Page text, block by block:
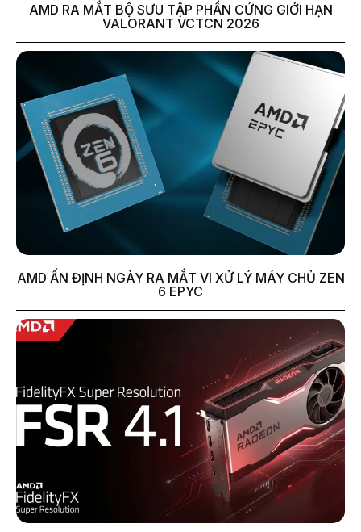
AMD RA MẮT BỘ SƯU TẬP PHẦN CỨNG GIỚI HẠN
VALORANT VCTCN 2026
AMD ẤN ĐỊNH NGÀY RA MẮT VI XỬ LÝ MÁY CHỦ ZEN
6 EPYC